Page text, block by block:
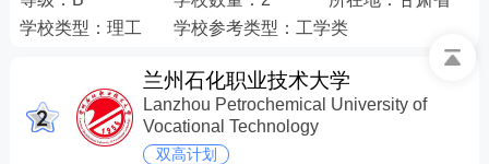
学校类型： 理工 学校参考类型： 工学类
兰州石化职业技术大学
Lanzhou Petrochemical University of
Vocational Technology
双高计划